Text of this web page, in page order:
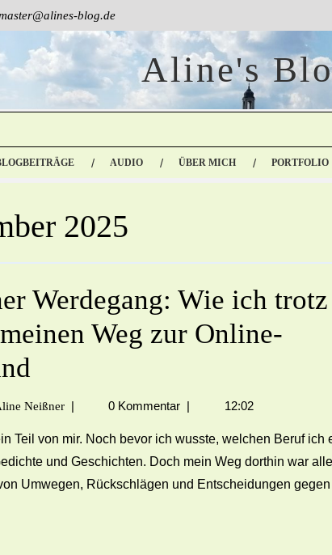
blog.de
Aline's
AUDIO ÜBER MICH PORTFOLIO
2025
Werdegang: Wie ich trotz
Weg zur Online-
Neißner | 0 Kommentar | 12:02
und Geschichten. Doch mein Weg dorthin war
Umwegen, Rückschlägen und Entscheidungen